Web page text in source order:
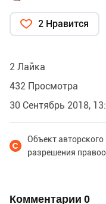
2 Нравится
2 Лайка
432 Просмотра
30 Сентябрь 2018,
Объект
разрешения
Комментарии 0